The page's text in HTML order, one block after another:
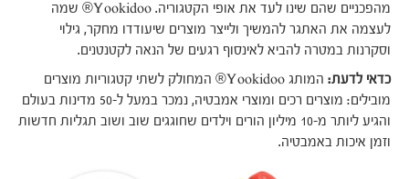
מהפכניים שהם שינו לעד את אופי הקטגוריה. Yookidoo® שמה
לעצמה את האתגר להמשיך ולייצר מוצרים שיעודדו מחקר, גילוי
וסקרנות במטרה להביא לאינסוף רגעים של הנאה לקטנטנים.
כדאי לדעת:
המותג Yookidoo® המחולק לשתי קטגוריות מוצרים
מובילים: מוצרים רכים ומוצרי אמבטיה, נמכר במעל ל-50 מדינות בעולם
והגיע ליותר מ-10 מיליון הורים וילדים שחוגגים שוב ושוב תגליות חדשות
וזמן איכות באמבטיה.